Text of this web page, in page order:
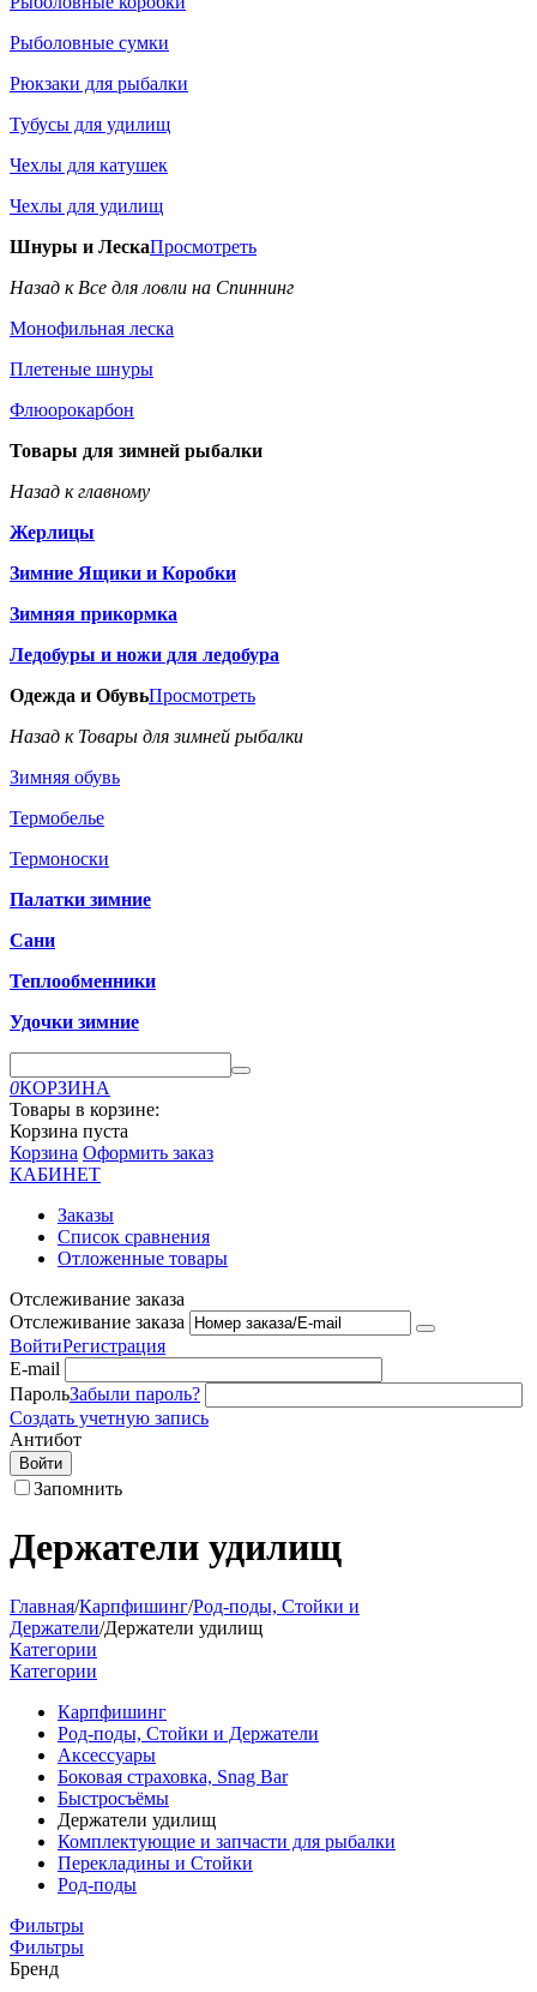
Рыболовные сумки
Рюкзаки для рыбалки
Тубусы для удилищ
Чехлы для катушек
Чехлы для удилищ
Шнуры и ЛескаПросмотреть
Назад к Все для ловли на Спиннинг
Монофильная леска
Плетеные шнуры
Флюорокарбон
Товары для зимней рыбалки
Назад к главному
Жерлицы
Зимние Ящики и Коробки
Зимняя прикормка
Ледобуры и ножи для ледобура
Одежда и ОбувьПросмотреть
Назад к Товары для зимней рыбалки
Зимняя обувь
Термобелье
Термоноски
Палатки зимние
Сани
Теплообменники
Удочки зимние
0КОРЗИНА
Товары в корзине:
Корзина пуста
Корзина Оформить заказ
КАБИНЕТ
Заказы
Список сравнения
Отложенные товары
Отслеживание заказа
Отслеживание заказа
ВойтиРегистрация
E-mail
ПарольЗабыли пароль?
Создать учетную запись
Антибот
Войти
Запомнить
Держатели удилищ
Главная/Карпфишинг/Род-поды, Стойки и
Держатели/Держатели удилищ
Категории
Категории
Карпфишинг
Род-поды, Стойки и Держатели
Аксессуары
Боковая страховка, Snag Bar
Быстросъёмы
Держатели удилищ
Комплектующие и запчасти для рыбалки
Перекладины и Стойки
Род-поды
Фильтры
Фильтры
Бренд